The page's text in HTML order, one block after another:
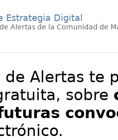
Estrategia Digital
Alertas de la Comunidad de
de Alertas te
sobre